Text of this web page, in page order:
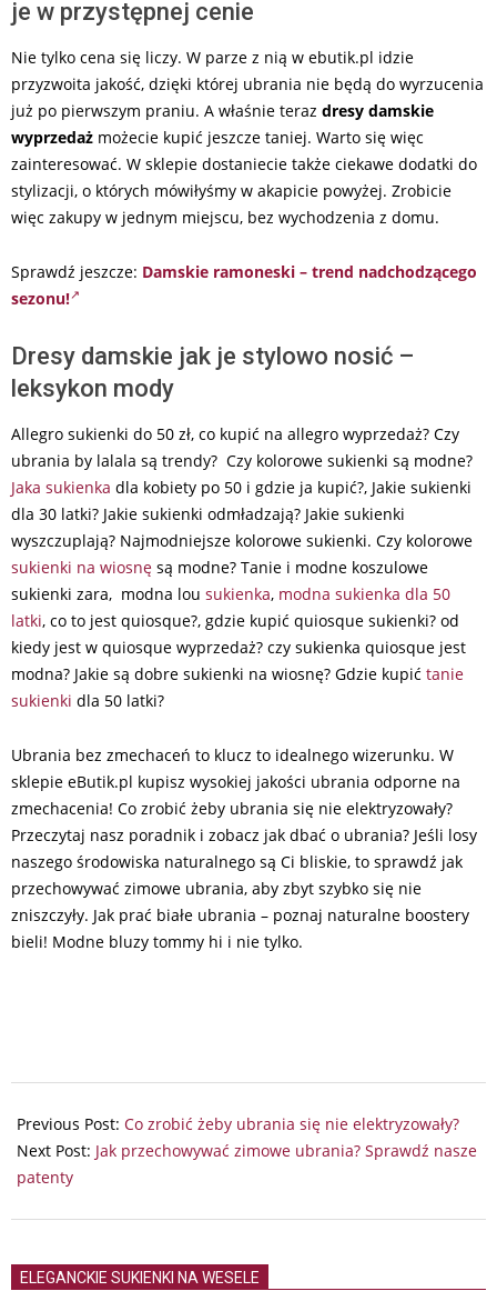
je w przystępnej cenie
Nie tylko cena się liczy. W parze z nią w ebutik.pl idzie
przyzwoita jakość, dzięki której ubrania nie będą do wyrzucenia
już po pierwszym praniu. A właśnie teraz dresy damskie
wyprzedaż możecie kupić jeszcze taniej. Warto się więc
zainteresować. W sklepie dostaniecie także ciekawe dodatki do
stylizacji, o których mówiłyśmy w akapicie powyżej. Zrobicie
więc zakupy w jednym miejscu, bez wychodzenia z domu.
Sprawdź jeszcze: Damskie ramoneski – trend nadchodzącego
sezonu!
Dresy damskie jak je stylowo nosić –
leksykon mody
Allegro sukienki do 50 zł, co kupić na allegro wyprzedaż? Czy
ubrania by lalala są trendy? Czy kolorowe sukienki są modne?
Jaka sukienka dla kobiety po 50 i gdzie ja kupić?, Jakie sukienki
dla 30 latki? Jakie sukienki odmładzają? Jakie sukienki
wyszczuplają? Najmodniejsze kolorowe sukienki. Czy kolorowe
sukienki na wiosnę są modne? Tanie i modne koszulowe
sukienki zara, modna lou sukienka, modna sukienka dla 50
latki, co to jest quiosque?, gdzie kupić quiosque sukienki? od
kiedy jest w quiosque wyprzedaż? czy sukienka quiosque jest
modna? Jakie są dobre sukienki na wiosnę? Gdzie kupić tanie
sukienki dla 50 latki?
Ubrania bez zmechaceń to klucz to idealnego wizerunku. W
sklepie eButik.pl kupisz wysokiej jakości ubrania odporne na
zmechacenia! Co zrobić żeby ubrania się nie elektryzowały?
Przeczytaj nasz poradnik i zobacz jak dbać o ubrania? Jeśli losy
naszego środowiska naturalnego są Ci bliskie, to sprawdź jak
przechowywać zimowe ubrania, aby zbyt szybko się nie
zniszczyły. Jak prać białe ubrania – poznaj naturalne boostery
bieli! Modne bluzy tommy hi i nie tylko.
09-
17
Previous Post: Co zrobić żeby ubrania się nie elektryzowały?
Next Post: Jak przechowywać zimowe ubrania? Sprawdź nasze
patenty
ELEGANCKIE SUKIENKI NA WESELE